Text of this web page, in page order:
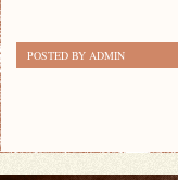
POSTED BY ADMIN